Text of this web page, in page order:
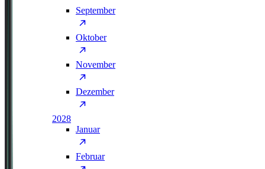
September
Oktober
November
Dezember
2028
Januar
Februar